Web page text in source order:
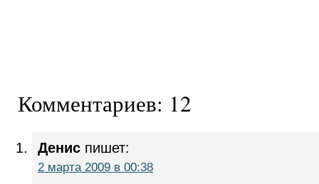
Комментариев: 12
Денис пишет:
2 марта 2009 в 00:38